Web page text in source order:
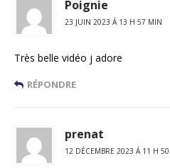
Poignie
23 JUIN 2023 Á 13 H 57 MIN
Très belle vidéo j adore
RÉPONDRE
prenat
12 DÉCEMBRE 2023 Á 11 H